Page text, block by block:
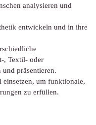
analysieren und
entwickeln und in ihre
, Textil- oder
präsentieren.
einsetzen, um funktionale,
zu erfüllen.